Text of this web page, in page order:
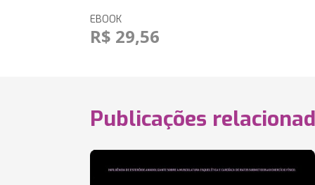
EBOOK
R$ 29,56
Publicações